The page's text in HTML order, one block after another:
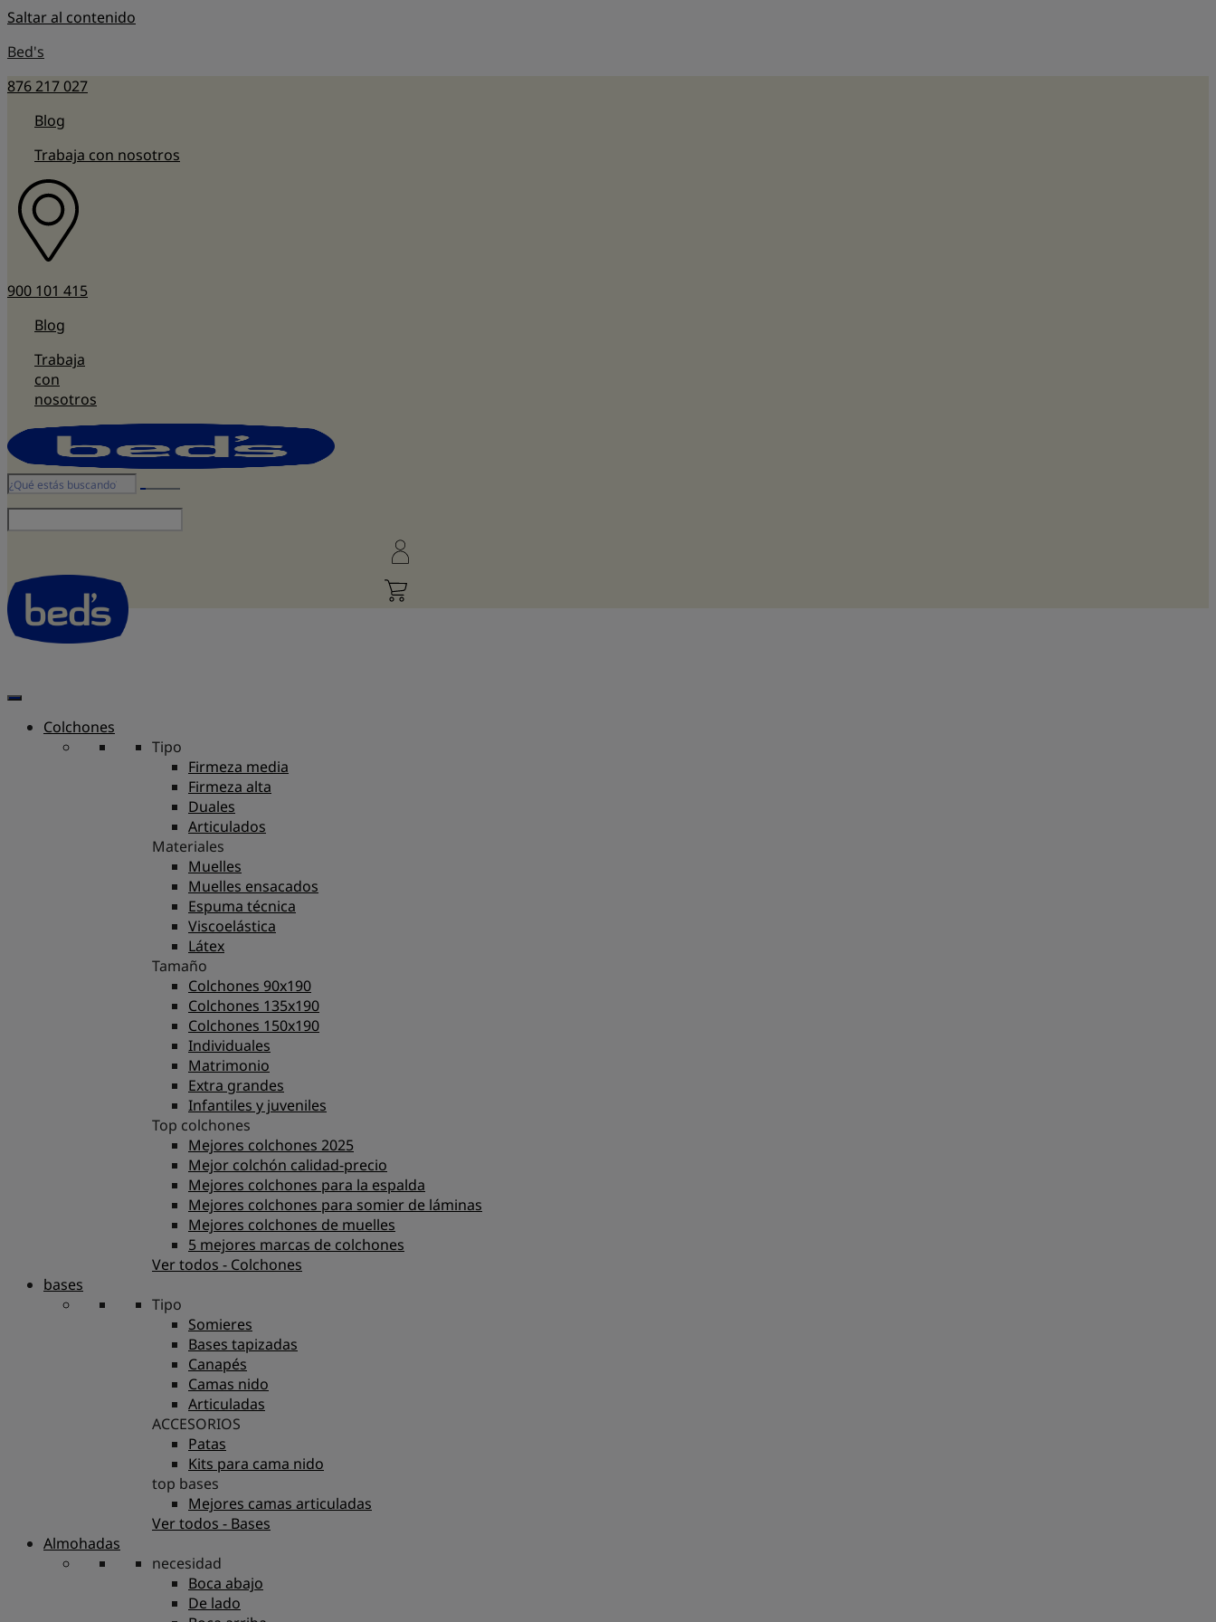
Saltar al contenido
Bed's
876 217 027
Blog
Trabaja con nosotros
900 101 415
Blog
Trabaja
con
nosotros
Colchones
Tipo
Firmeza media
Firmeza alta
Duales
Articulados
Materiales
Muelles
Muelles ensacados
Espuma técnica
Viscoelástica
Látex
Tamaño
Colchones 90x190
Colchones 135x190
Colchones 150x190
Individuales
Matrimonio
Extra grandes
Infantiles y juveniles
Top colchones
Mejores colchones 2025
Mejor colchón calidad-precio
Mejores colchones para la espalda
Mejores colchones para somier de láminas
Mejores colchones de muelles
5 mejores marcas de colchones
Ver todos - Colchones
bases
Tipo
Somieres
Bases tapizadas
Canapés
Camas nido
Articuladas
ACCESORIOS
Patas
Kits para cama nido
top bases
Mejores camas articuladas
Ver todos - Bases
Almohadas
necesidad
Boca abajo
De lado